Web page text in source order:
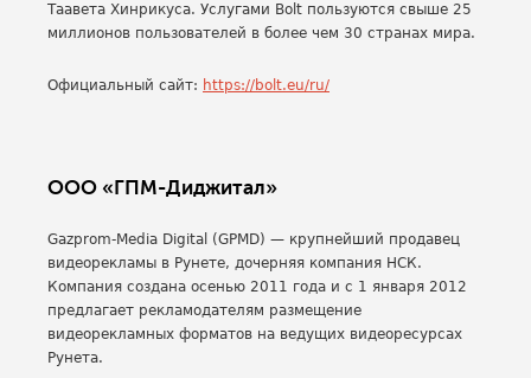
Таавета Хинрикуса. Услугами Bolt пользуются свыше 25
миллионов пользователей в более чем 30 странах мира.
Официальный сайт: https://bolt.eu/ru/
ООО «ГПМ-Диджитал»
Gazprom-Media Digital (GPMD) — крупнейший продавец
видеорекламы в Рунете, дочерняя компания НСК.
Компания создана осенью 2011 года и с 1 января 2012
предлагает рекламодателям размещение
видеорекламных форматов на ведущих видеоресурсах
Рунета.